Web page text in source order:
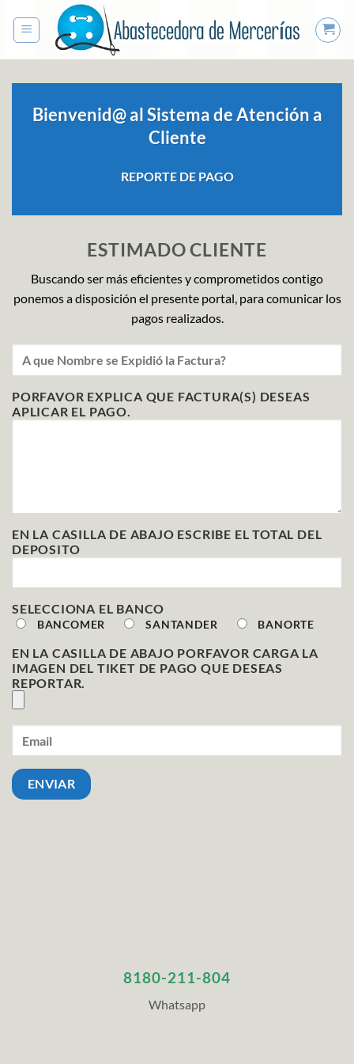
Bienvenid@ al Sistema de Atención a
Cliente
REPORTE DE PAGO
ESTIMADO CLIENTE
Buscando ser más eficientes y comprometidos contigo
ponemos a disposición el presente portal, para comunicar los
pagos realizados.
PORFAVOR EXPLICA QUE FACTURA(S) DESEAS
APLICAR EL PAGO.
EN LA CASILLA DE ABAJO ESCRIBE EL TOTAL DEL
DEPOSITO
SELECCIONA EL BANCO
BANCOMER SANTANDER BANORTE
EN LA CASILLA DE ABAJO PORFAVOR CARGA LA
IMAGEN DEL TIKET DE PAGO QUE DESEAS
REPORTAR.
8180-211-804
Whatsapp